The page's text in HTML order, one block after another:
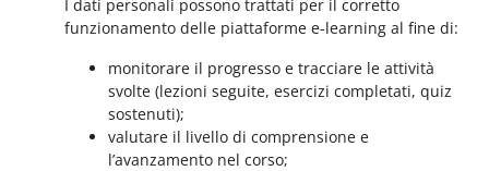
I dati personali possono trattati per il corretto
funzionamento delle piattaforme e-learning al fine di:
monitorare il progresso e tracciare le attività
svolte (lezioni seguite, esercizi completati, quiz
sostenuti);
valutare il livello di comprensione e
l’avanzamento nel corso;